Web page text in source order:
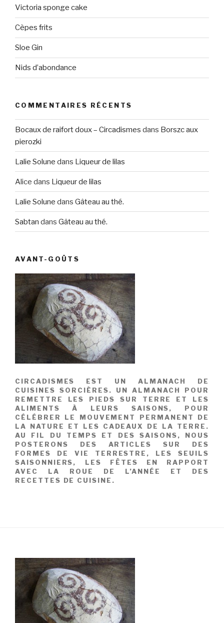
Victoria sponge cake
Cèpes frits
Sloe Gin
Nids d’abondance
COMMENTAIRES RÉCENTS
Bocaux de raifort doux – Circadismes dans Borszc aux
pierozki
Lalie Solune dans Liqueur de lilas
Alice dans Liqueur de lilas
Lalie Solune dans Gâteau au thé.
Sabtan dans Gâteau au thé.
AVANT-GOÛTS
CIRCADISMES EST UN ALMANACH DE
CUISINES SORCIÈRES. UN ALMANACH POUR
REMETTRE LES PIEDS SUR TERRE ET LES
ALIMENTS À LEURS SAISONS, POUR
CÉLÉBRER LE MOUVEMENT PERMANENT DE
LA NATURE ET LES CADEAUX DE LA TERRE.
AU FIL DU TEMPS ET DES SAISONS, NOUS
POSTERONS DES ARTICLES SUR DES
FORMES DE VIE TERRESTRE, LES SEUILS
SAISONNIERS, LES FÊTES EN RAPPORT
AVEC LA ROUE DE L’ANNÉE ET DES
RECETTES DE CUISINE.